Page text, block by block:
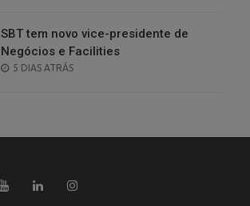
SBT tem novo vice-presidente de
Negócios e Facilities
POSTED
5 DIAS ATRÁS